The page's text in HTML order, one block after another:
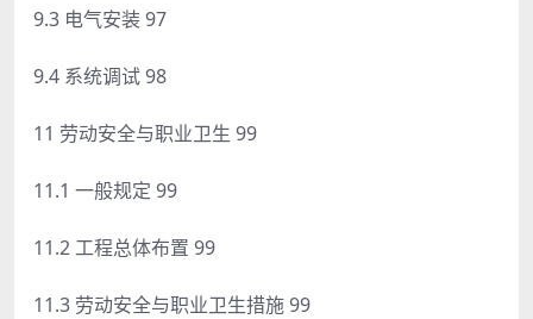
9.3 电气安装 97
9.4 系统调试 98
11 劳动安全与职业卫生 99
11.1 一般规定 99
11.2 工程总体布置 99
11.3 劳动安全与职业卫生措施 99